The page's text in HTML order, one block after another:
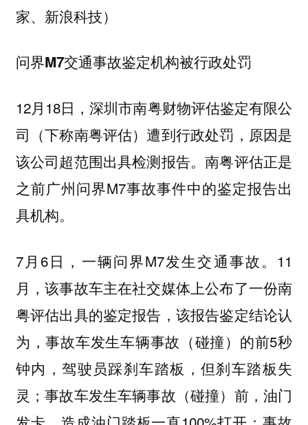
家、新浪科技）
问界M7交通事故鉴定机构被行政处罚
12月18日，深圳市南粤财物评估鉴定有限公
司（下称南粤评估）遭到行政处罚，原因是
该公司超范围出具检测报告。南粤评估正是
之前广州问界M7事故事件中的鉴定报告出
具机构。
7月6日，一辆问界M7发生交通事故。11
月，该事故车主在社交媒体上公布了一份南
粤评估出具的鉴定报告，该报告鉴定结论认
为，事故车发生车辆事故（碰撞）的前5秒
钟内，驾驶员踩刹车踏板，但刹车踏板失
灵；事故车发生车辆事故（碰撞）前，油门